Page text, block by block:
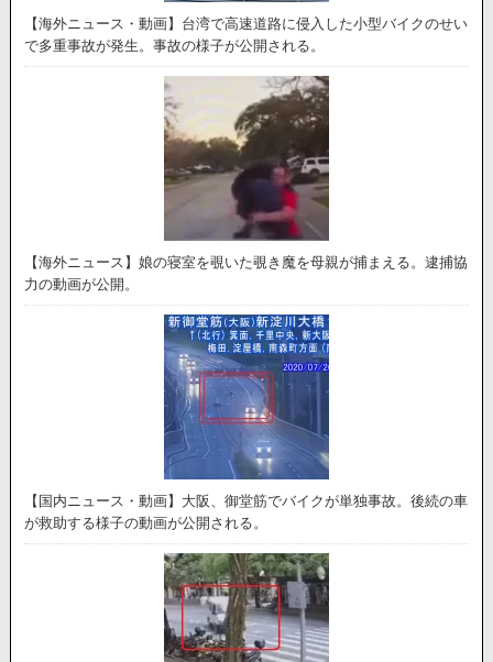
【海外ニュース・動画】台湾で高速道路に侵入した小型バイクのせい
で多重事故が発生。事故の様子が公開される。
【海外ニュース】娘の寝室を覗いた覗き魔を母親が捕まえる。逮捕協
力の動画が公開。
【国内ニュース・動画】大阪、御堂筋でバイクが単独事故。後続の車
が救助する様子の動画が公開される。